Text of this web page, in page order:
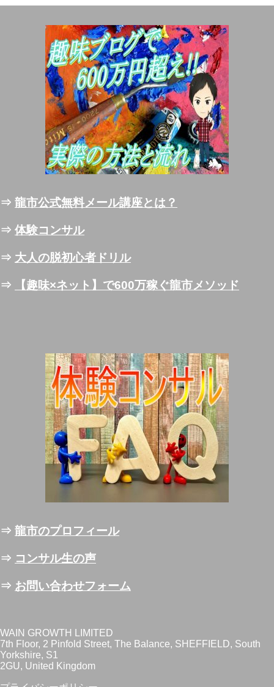
⇒ 龍市公式無料メール講座とは？
⇒ 体験コンサル
⇒ 大人の脱初心者ドリル
⇒ 【趣味×ネット】で600万稼ぐ龍市メソッド
⇒ 龍市のプロフィール
⇒ コンサル生の声
⇒ お問い合わせフォーム
WAIN GROWTH LIMITED
7th Floor, 2 Pinfold Street, The Balance, SHEFFIELD, South
Yorkshire, S1
2GU, United Kingdom